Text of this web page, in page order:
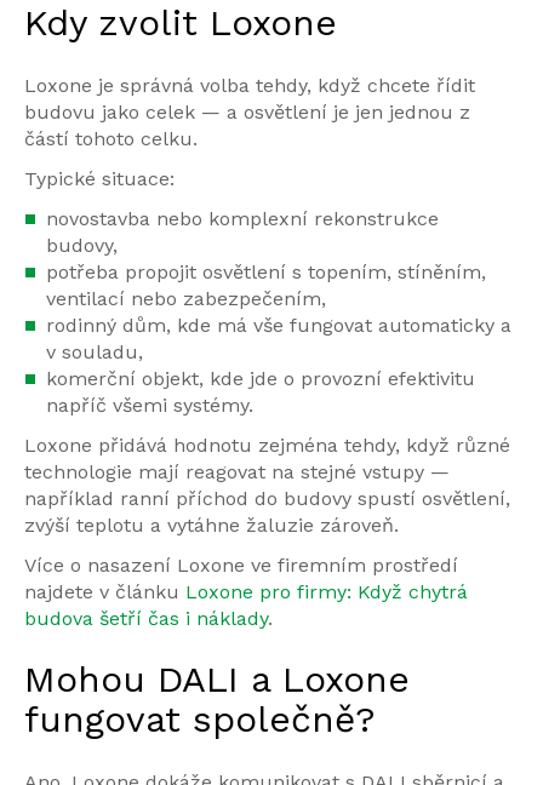
Kdy zvolit Loxone
Loxone je správná volba tehdy, když chcete řídit
budovu jako celek — a osvětlení je jen jednou z
částí tohoto celku.
Typické situace:
novostavba nebo komplexní rekonstrukce
budovy,
potřeba propojit osvětlení s topením, stíněním,
ventilací nebo zabezpečením,
rodinný dům, kde má vše fungovat automaticky a
v souladu,
komerční objekt, kde jde o provozní efektivitu
napříč všemi systémy.
Loxone přidává hodnotu zejména tehdy, když různé
technologie mají reagovat na stejné vstupy —
například ranní příchod do budovy spustí osvětlení,
zvýší teplotu a vytáhne žaluzie zároveň.
Více o nasazení Loxone ve firemním prostředí
najdete v článku Loxone pro firmy: Když chytrá
budova šetří čas i náklady.
Mohou DALI a Loxone
fungovat společně?